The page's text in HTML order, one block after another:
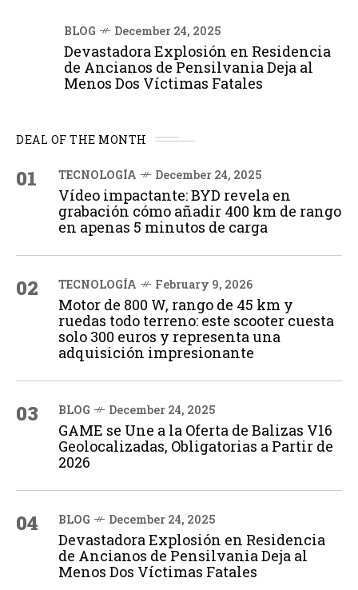
BLOG December 24, 2025
Devastadora Explosión en Residencia
de Ancianos de Pensilvania Deja al
Menos Dos Víctimas Fatales
DEAL OF THE MONTH
01 TECNOLOGÍA December 24, 2025
Vídeo impactante: BYD revela en
grabación cómo añadir 400 km de rango
en apenas 5 minutos de carga
02 TECNOLOGÍA February 9, 2026
Motor de 800 W, rango de 45 km y
ruedas todo terreno: este scooter cuesta
solo 300 euros y representa una
adquisición impresionante
03 BLOG December 24, 2025
GAME se Une a la Oferta de Balizas V16
Geolocalizadas, Obligatorias a Partir de
2026
04 BLOG December 24, 2025
Devastadora Explosión en Residencia
de Ancianos de Pensilvania Deja al
Menos Dos Víctimas Fatales